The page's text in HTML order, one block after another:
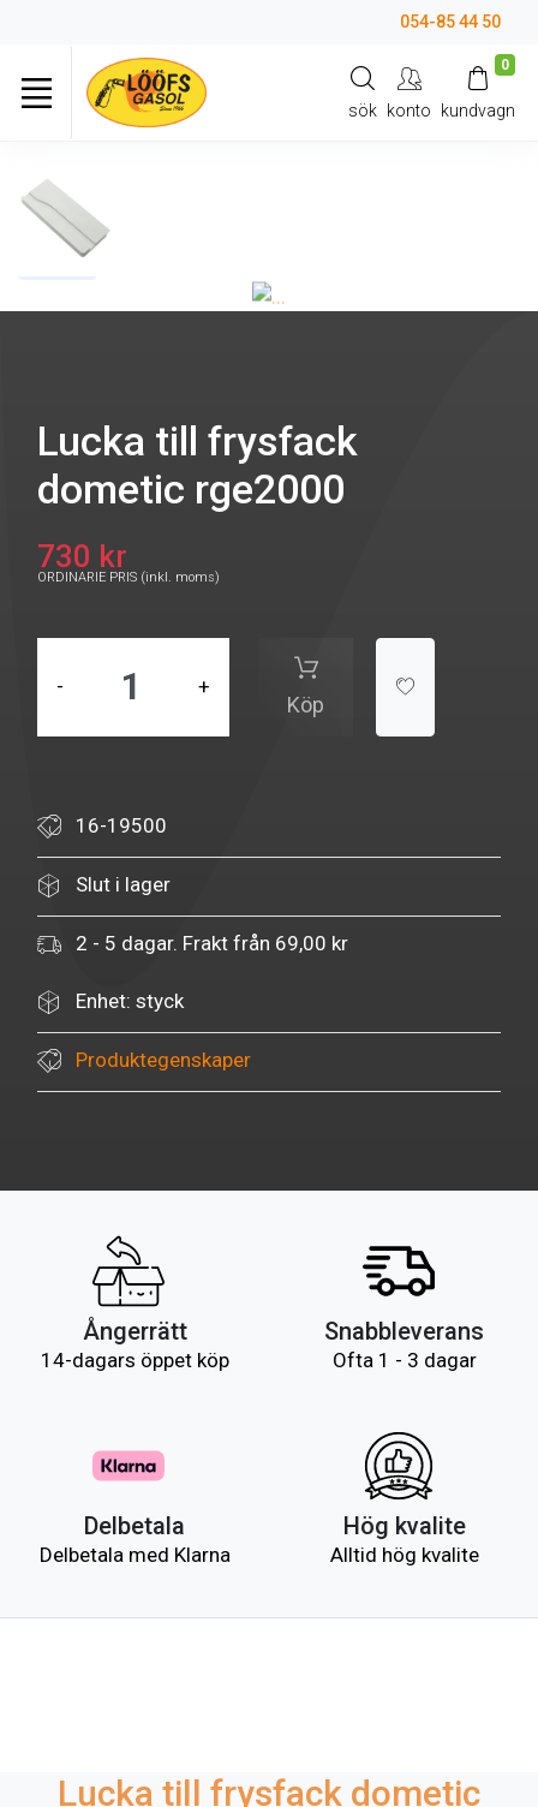
054-85 44 50
sök konto
0
kundvagn
Lucka till frysfack
dometic rge2000
730 kr
ORDINARIE PRIS (inkl. moms)
- +
Köp
16-19500
Slut i lager
2 - 5 dagar. Frakt från 69,00 kr
Enhet: styck
Produktegenskaper
Ångerrätt
14-dagars öppet köp
Snabbleverans
Ofta 1 - 3 dagar
Delbetala
Delbetala med Klarna
Hög kvalite
Alltid hög kvalite
Lucka till frysfack dometic